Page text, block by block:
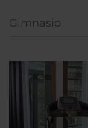
Gimnasio